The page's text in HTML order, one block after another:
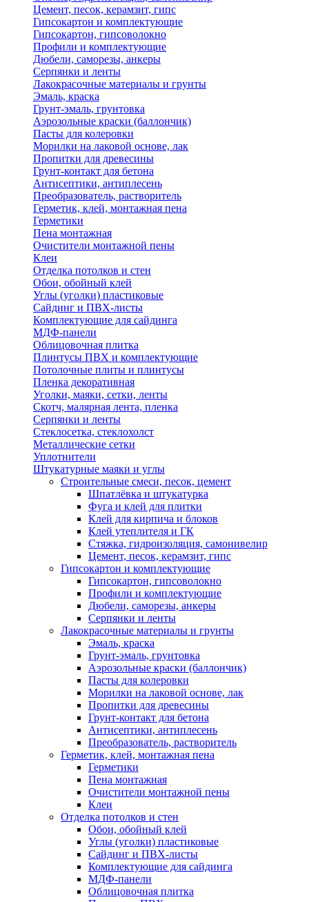
Цемент, песок, керамзит, гипс
Гипсокартон и комплектующие
Гипсокартон, гипсоволокно
Профили и комплектующие
Дюбели, саморезы, анкеры
Серпянки и ленты
Лакокрасочные материалы и грунты
Эмаль, краска
Грунт-эмаль, грунтовка
Аэрозольные краски (баллончик)
Пасты для колеровки
Морилки на лаковой основе, лак
Пропитки для древесины
Грунт-контакт для бетона
Антисептики, антиплесень
Преобразователь, растворитель
Герметик, клей, монтажная пена
Герметики
Пена монтажная
Очистители монтажной пены
Клеи
Отделка потолков и стен
Обои, обойный клей
Углы (уголки) пластиковые
Сайдинг и ПВХ-листы
Комплектующие для сайдинга
МДФ-панели
Облицовочная плитка
Плинтусы ПВХ и комплектующие
Потолочные плиты и плинтусы
Пленка декоративная
Уголки, маяки, сетки, ленты
Скотч, малярная лента, пленка
Серпянки и ленты
Стеклосетка, стеклохолст
Металлические сетки
Уплотнители
Штукатурные маяки и углы
Строительные смеси, песок, цемент
Шпатлёвка и штукатурка
Фуга и клей для плитки
Клей для кирпича и блоков
Клей утеплителя и ГК
Стяжка, гидроизоляция, самонивелир
Цемент, песок, керамзит, гипс
Гипсокартон и комплектующие
Гипсокартон, гипсоволокно
Профили и комплектующие
Дюбели, саморезы, анкеры
Серпянки и ленты
Лакокрасочные материалы и грунты
Эмаль, краска
Грунт-эмаль, грунтовка
Аэрозольные краски (баллончик)
Пасты для колеровки
Морилки на лаковой основе, лак
Пропитки для древесины
Грунт-контакт для бетона
Антисептики, антиплесень
Преобразователь, растворитель
Герметик, клей, монтажная пена
Герметики
Пена монтажная
Очистители монтажной пены
Клеи
Отделка потолков и стен
Обои, обойный клей
Углы (уголки) пластиковые
Сайдинг и ПВХ-листы
Комплектующие для сайдинга
МДФ-панели
Облицовочная плитка